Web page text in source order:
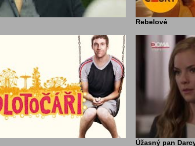
Rebelové
Úžasný pan